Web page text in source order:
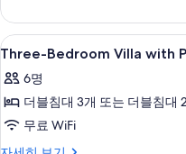
모
두
보
기
Private
Pool
자
히
보
Three-
Bedroom
Villa
with
Private
Pool
1
Three-Bedroom Villa with
6명
더블침대 3개 또는 더블침대
무료 WiFi